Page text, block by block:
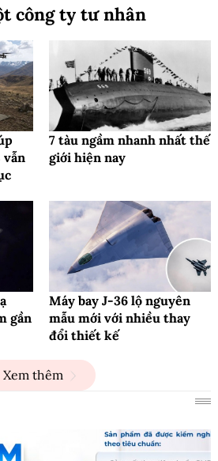
công ty tư nhân
vẫn
7 tàu ngầm nhanh nhất thế
giới hiện nay
gần
Máy bay J-36 lộ nguyên
mẫu mới với nhiều thay
đổi thiết kế
Xem thêm